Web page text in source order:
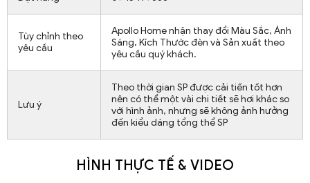
Tùy chỉnh theo
yêu cầu
Apollo Home nhận thay đổi Màu Sắc, Ánh
Sáng, Kích Thước đèn và Sản xuất theo
yêu cầu quý khách.
Lưu ý
Theo thời gian SP được cải tiến tốt hơn
nên có thể một vài chi tiết sẽ hơi khác so
với hình ảnh, nhưng sẽ không ảnh hưởng
đến kiểu dáng tổng thể SP
HÌNH THỰC TẾ & VIDEO